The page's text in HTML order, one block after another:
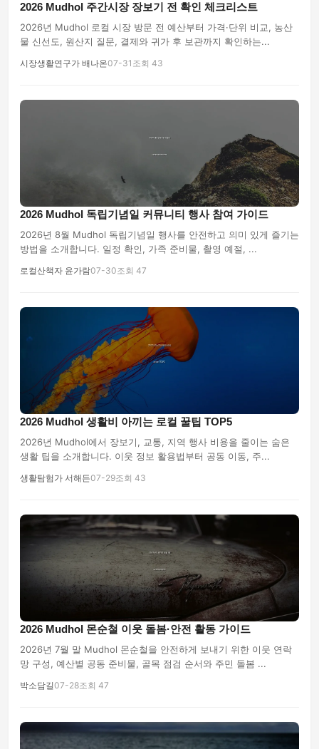
2026 Mudhol 주간시장 장보기 전 확인 체크리스트
2026년 Mudhol 로컬 시장 방문 전 예산부터 가격·단위 비교, 농산
물 신선도, 원산지 질문, 결제와 귀가 후 보관까지 확인하는...
시장생활연구가 배나온07-31 조회 43
2026 Mudhol 독립기념일 커뮤니티 행사 참여 가이드
2026년 8월 Mudhol 독립기념일 행사를 안전하고 의미 있게 즐기는
방법을 소개합니다. 일정 확인, 가족 준비물, 촬영 예절, ...
로컬산책자 윤가람07-30조회 47
2026 Mudhol 생활비 아끼는 로컬 꿀팁 TOP5
2026년 Mudhol에서 장보기, 교통, 지역 행사 비용을 줄이는 숨은
생활 팁을 소개합니다. 이웃 정보 활용법부터 공동 이동, 주...
생활탐험가 서해든07-29조회 43
2026 Mudhol 몬순철 이웃 돌봄·안전 활동 가이드
2026년 7월 말 Mudhol 몬순철을 안전하게 보내기 위한 이웃 연락
망 구성, 예산별 공동 준비물, 골목 점검 순서와 주민 돌봄 ...
박소담길07-28조회 47